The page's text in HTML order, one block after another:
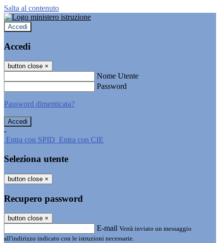
Salta al contenuto
Accedi
Accedi
button close ×
Nome Utente
Password
Password dimenticata?
-
Entra con SPID Entra con CIE
Seleziona utente
button close ×
Recupero password
button close ×
E-mail Verrà inviato un messaggio
all'indirizzo indicato con le istruzioni necessarie.